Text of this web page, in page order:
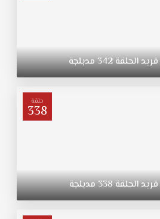
فريدالحلقة342مدبلجة
حلقة
338
فريدالحلقة338مدبلجة